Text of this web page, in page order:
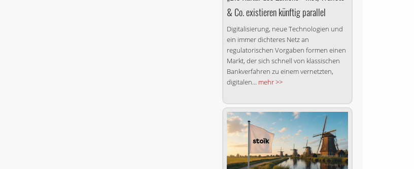
& Co. existieren künftig parallel
Digitalisierung, neue Technologien und
ein immer dichteres Netz an
regulatorischen Vorgaben formen einen
Markt, der sich schnell von klassischen
Bankverfahren zu einem vernetzten,
digitalen... mehr >>